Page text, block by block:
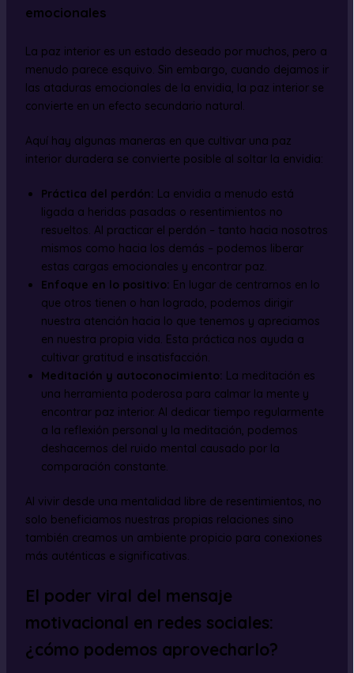
emocionales
La paz interior es un estado deseado por muchos, pero a
menudo parece esquivo. Sin embargo, cuando dejamos ir
las ataduras emocionales de la envidia, la paz interior se
convierte en un efecto secundario natural.
Aquí hay algunas maneras en que cultivar una paz
interior duradera se convierte posible al soltar la envidia:
Práctica del perdón: La envidia a menudo está
ligada a heridas pasadas o resentimientos no
resueltos. Al practicar el perdón – tanto hacia nosotros
mismos como hacia los demás – podemos liberar
estas cargas emocionales y encontrar paz.
Enfoque en lo positivo: En lugar de centrarnos en lo
que otros tienen o han logrado, podemos dirigir
nuestra atención hacia lo que tenemos y apreciamos
en nuestra propia vida. Esta práctica nos ayuda a
cultivar gratitud e insatisfacción.
Meditación y autoconocimiento: La meditación es
una herramienta poderosa para calmar la mente y
encontrar paz interior. Al dedicar tiempo regularmente
a la reflexión personal y la meditación, podemos
deshacernos del ruido mental causado por la
comparación constante.
Al vivir desde una mentalidad libre de resentimientos, no
solo beneficiamos nuestras propias relaciones sino
también creamos un ambiente propicio para conexiones
más auténticas e significativas.
El poder viral del mensaje
motivacional en redes sociales:
¿cómo podemos aprovecharlo?